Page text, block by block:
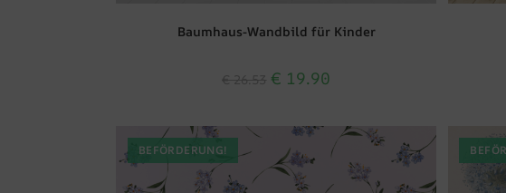
Baumhaus-Wandbild für Kinder
€ 19.90
BEFÖRDERUNG!